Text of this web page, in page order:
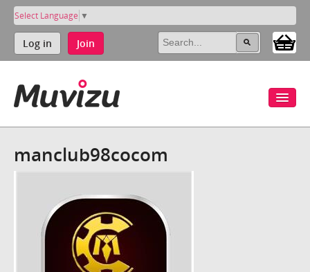
Select Language ▼
Log in Join
manclub98cocom